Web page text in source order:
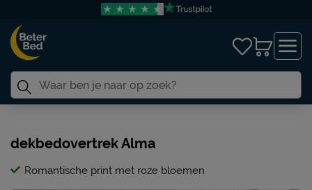
dekbedovertrek Alma
Romantische print met roze bloemen